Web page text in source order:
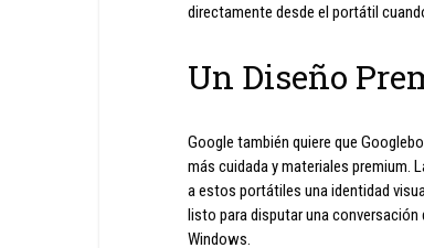
directamente desde el portátil
Un Diseño
Google también quiere que
más cuidada y materiales premium.
a estos portátiles una identidad
listo para disputar una conversación
Windows.